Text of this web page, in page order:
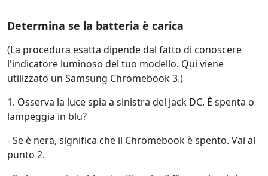
Determina se la batteria è carica
(La procedura esatta dipende dal fatto di conoscere
l'indicatore luminoso del tuo modello. Qui viene
utilizzato un Samsung Chromebook 3.)
1. Osserva la luce spia a sinistra del jack DC. È spenta o
lampeggia in blu?
- Se è nera, significa che il Chromebook è spento. Vai al
punto 2.